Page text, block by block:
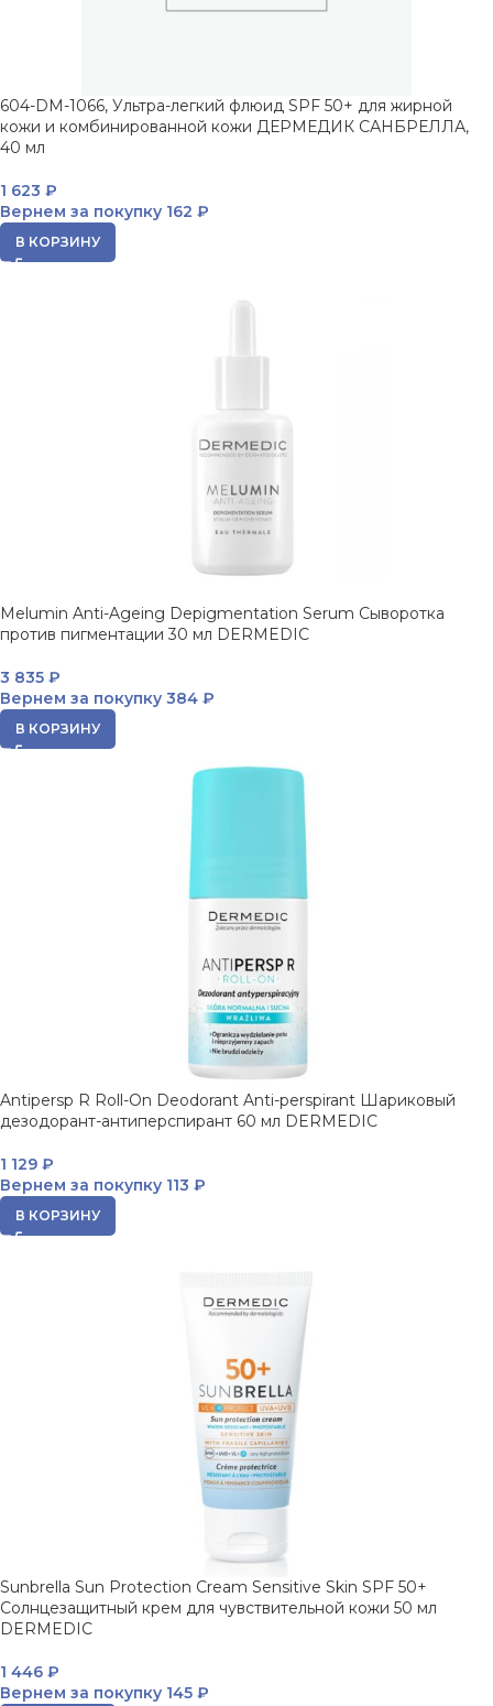
604-DM-1066, Ультра-легкий флюид SPF 50+ для жирной
кожи и комбинированной кожи ДЕРМЕДИК САНБРЕЛЛА,
40 мл
1 623 ₽
Вернем за покупку 162 ₽
В КОРЗИНУ
Melumin Anti-Ageing Depigmentation Serum Сыворотка
против пигментации 30 мл DERMEDIC
3 835 ₽
Вернем за покупку 384 ₽
В КОРЗИНУ
Antipersp R Roll-On Deodorant Anti-perspirant Шариковый
дезодорант-антиперспирант 60 мл DERMEDIC
1 129 ₽
Вернем за покупку 113 ₽
В КОРЗИНУ
Sunbrella Sun Protection Cream Sensitive Skin SPF 50+
Солнцезащитный крем для чувствительной кожи 50 мл
DERMEDIC
1 446 ₽
Вернем за покупку 145 ₽